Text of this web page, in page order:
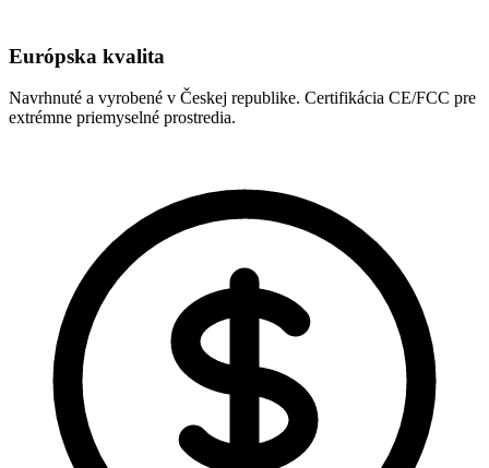
Európska kvalita
Navrhnuté a vyrobené v Českej republike. Certifikácia CE/FCC pre
extrémne priemyselné prostredia.